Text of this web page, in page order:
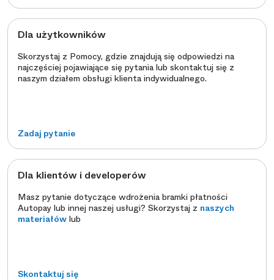
Dla użytkowników
Skorzystaj z Pomocy, gdzie znajdują się odpowiedzi na
najczęściej pojawiające się pytania lub skontaktuj się z
naszym działem obsługi klienta indywidualnego.
Zadaj pytanie
Dla klientów i developerów
Masz pytanie dotyczące wdrożenia bramki płatności
Autopay lub innej naszej usługi? Skorzystaj z naszych
materiałów lub
Skontaktuj się